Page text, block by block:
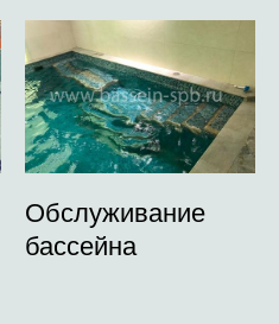
Обслуживание
бассейна